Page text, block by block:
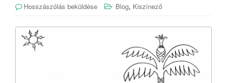
Hosszászólás beküldése Blog, Kiszínező